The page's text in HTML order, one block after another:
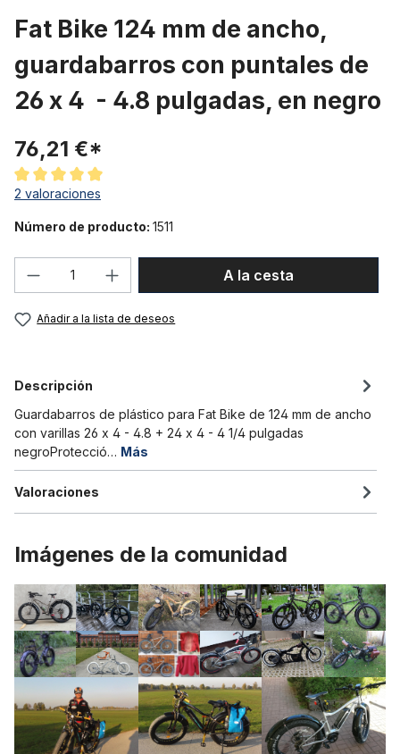
Fat Bike 124 mm de ancho,
guardabarros con puntales de
26 x 4 - 4.8 pulgadas, en negro
76,21 €*
Calificación promedio de 5 de 5 estrellas
2 valoraciones
Número de producto: 1511
Cantidad del producto: introduce la
A la cesta
Añadir a la lista de deseos
Descripción
Guardabarros de plástico para Fat Bike de 124 mm de ancho
con varillas 26 x 4 - 4.8 + 24 x 4 - 4 1/4 pulgadas
negroProtecció… Más
Valoraciones
Imágenes de la comunidad